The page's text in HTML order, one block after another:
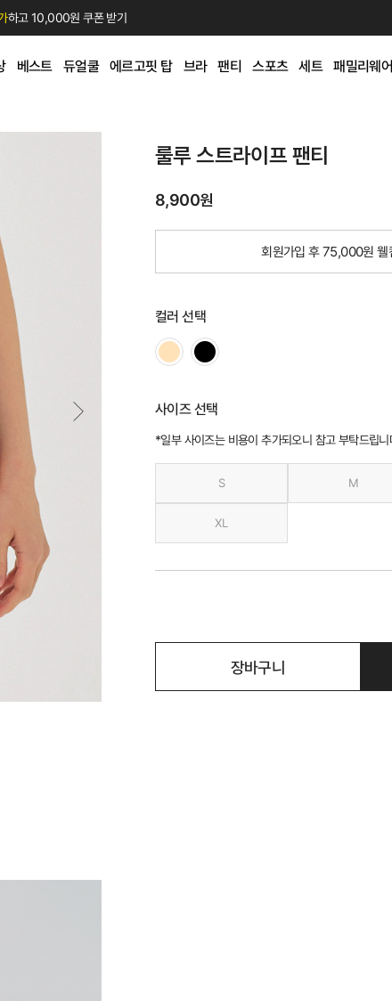
하고 10,000원 쿠폰 받기
베스트 듀얼쿨 에르고핏 탑 브라 팬티 스포츠 세트 패밀리웨어
룰루 스트라이프 팬티
8,900원
회원가입 후 75,000원 웰
컬러 선택
사이즈 선택
*일부 사이즈는 비용이 추가되오니 참고 부탁드립니
S M
XL
장바구니